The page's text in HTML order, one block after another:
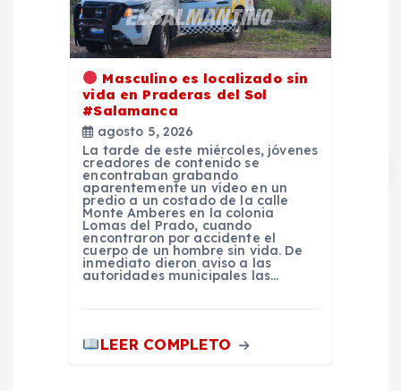
Masculino es localizado sin
vida en Praderas del Sol
#Salamanca
agosto 5, 2026
La tarde de este miércoles, jóvenes
creadores de contenido se
encontraban grabando
aparentemente un vídeo en un
predio a un costado de la calle
Monte Amberes en la colonia
Lomas del Prado, cuando
encontraron por accidente el
cuerpo de un hombre sin vida. De
inmediato dieron aviso a las
autoridades municipales las…
LEER COMPLETO